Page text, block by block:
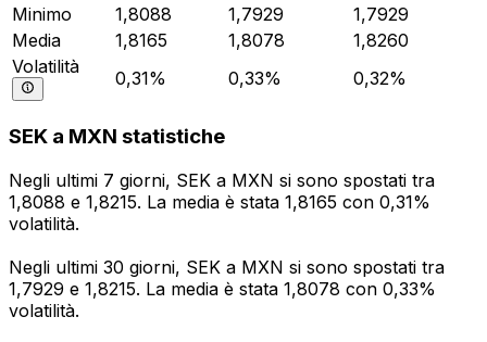
Minimo
1,8088 1,7929
1,7929
Media
1,8165 1,8078
1,8260
Volatilità
0,31% 0,33% 0,32%
SEK a MXN statistiche
Negli ultimi 7 giorni, SEK a MXN si sono spostati tra
1,8088 e 1,8215. La media è stata 1,8165 con 0,31%
volatilità.
Negli ultimi 30 giorni, SEK a MXN si sono spostati tra
1,7929 e 1,8215. La media è stata 1,8078 con 0,33%
volatilità.